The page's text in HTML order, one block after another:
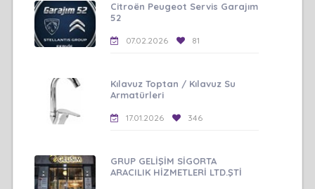
Citroën Peugeot Servis Garajım
52
07.02.2026 81
Kılavuz Toptan / Kılavuz Su
Armatürleri
17.01.2026 346
GRUP GELİŞİM SİGORTA
ARACILIK HİZMETLERİ LTD.ŞTİ